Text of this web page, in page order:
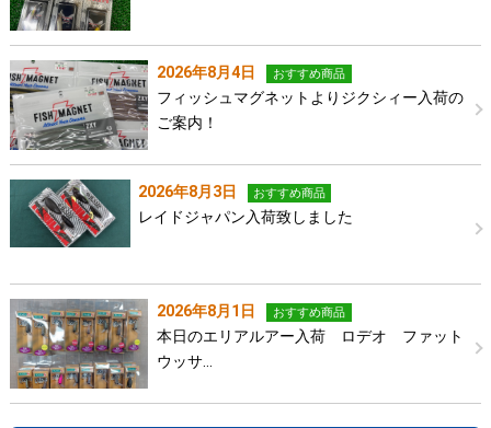
2026年8月4日 おすすめ商品
フィッシュマグネットよりジクシィー入荷の
ご案内！
2026年8月3日 おすすめ商品
レイドジャパン入荷致しました
2026年8月1日 おすすめ商品
本日のエリアルアー入荷 ロデオ ファット
ウッサ…